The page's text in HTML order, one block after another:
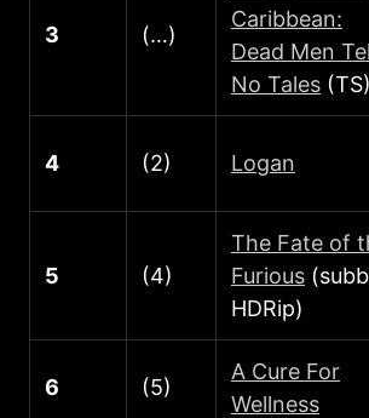
3 (…)
Caribbean:
Dead Men
No Tales (TS)
4 (2) Logan
5 (4)
The Fate of
Furious
HDRip)
6 (5)
A Cure For
Wellness